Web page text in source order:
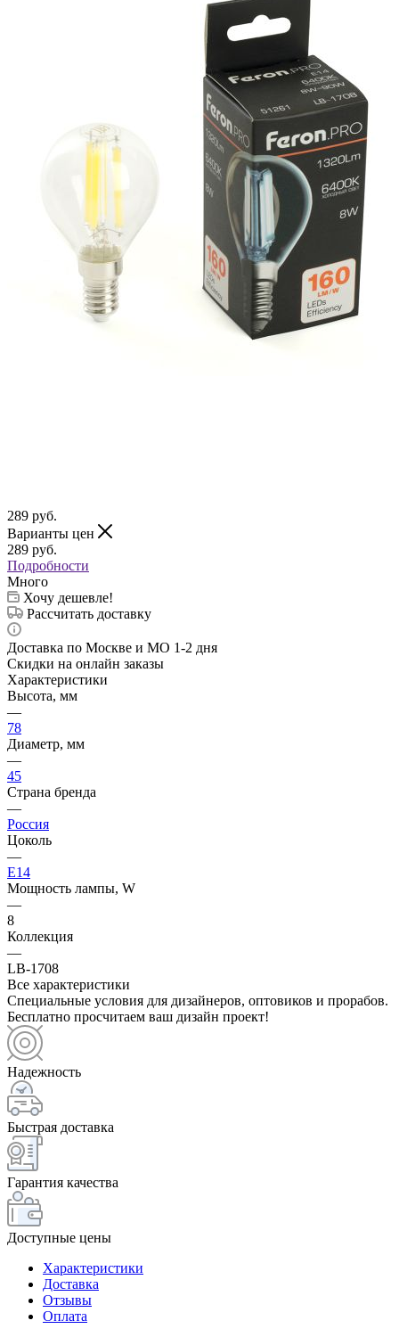
289 руб.
Варианты цен
289 руб.
Подробности
Много
Хочу дешевле!
Рассчитать доставку
Доставка по Москве и МО 1-2 дня
Скидки на онлайн заказы
Характеристики
Высота, мм
—
78
Диаметр, мм
—
45
Страна бренда
—
Россия
Цоколь
—
E14
Мощность лампы, W
—
8
Коллекция
—
LB-1708
Все характеристики
Специальные условия для дизайнеров, оптовиков и прорабов.
Бесплатно просчитаем ваш дизайн проект!
Надежность
Быстрая доставка
Гарантия качества
Доступные цены
Характеристики
Доставка
Отзывы
Оплата